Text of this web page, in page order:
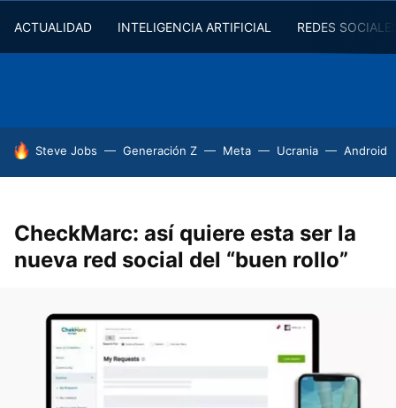
ACTUALIDAD INTELIGENCIA ARTIFICIAL REDES
HOY SE HABLA DE
Steve Jobs Generación Z Meta Ucrania Android
CheckMarc: así quiere esta ser la
nueva red social del “buen rollo”